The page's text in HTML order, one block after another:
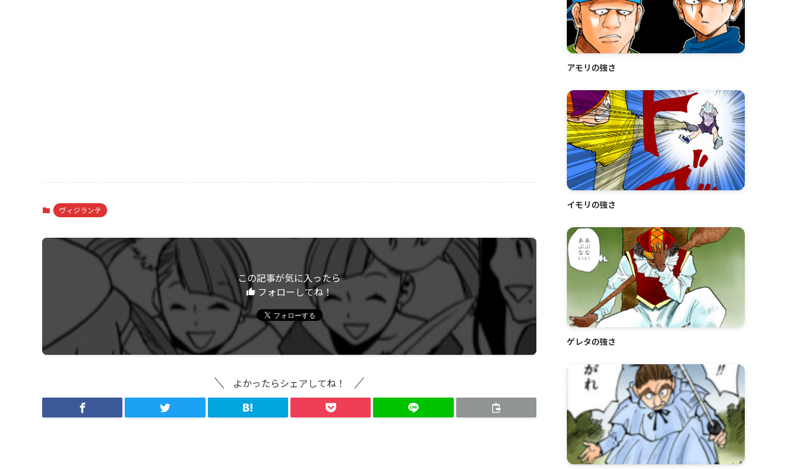
ヴィジランテ
この記事が気に入ったら
フォローしてね！
よかったらシェアしてね！
アモリの強さ
イモリの強さ
ゲレタの強さ